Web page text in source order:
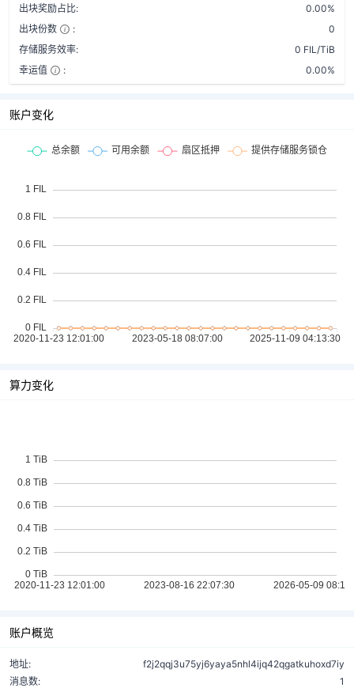
出块奖励占比:
0.00%
出块份数
:
0
存储服务效率:
0 FIL/TiB
幸运值
: 0.00%
账户变化
算力变化
账户概览
地址:
f2j2qqj3u75yj6yaya5nhl4ijq42qgatkuhoxd7iy
消息数:
1